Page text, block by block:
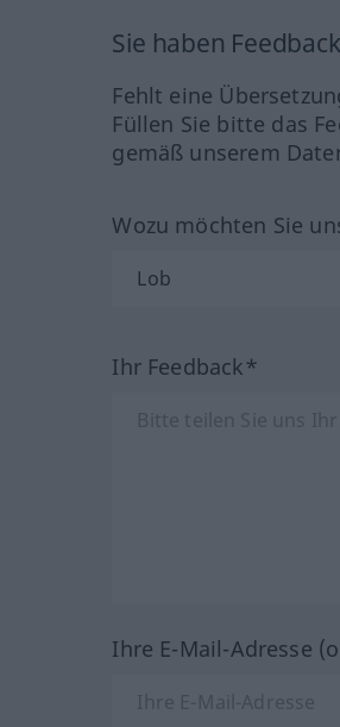
Sie haben
Fehlt eine
Füllen Sie bitte das
gemäß unserem
Wozu möchten Sie
Ihr Feedback*
Ihre E-Mail-Adresse